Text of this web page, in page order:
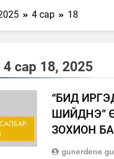
4 сар 18
4 сар 18, 2025
“БИД
ШИЙДНЭ”
ЗОХИОН
gunerdene